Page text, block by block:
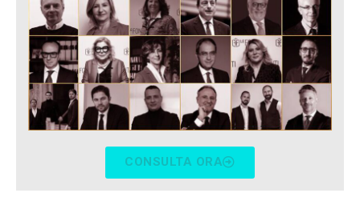
CONSULTA ORA